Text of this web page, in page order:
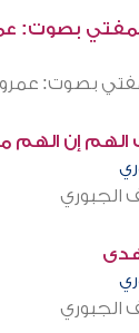
بصوت:
بصوت:
إن الهم
الجبوري
الجبوري